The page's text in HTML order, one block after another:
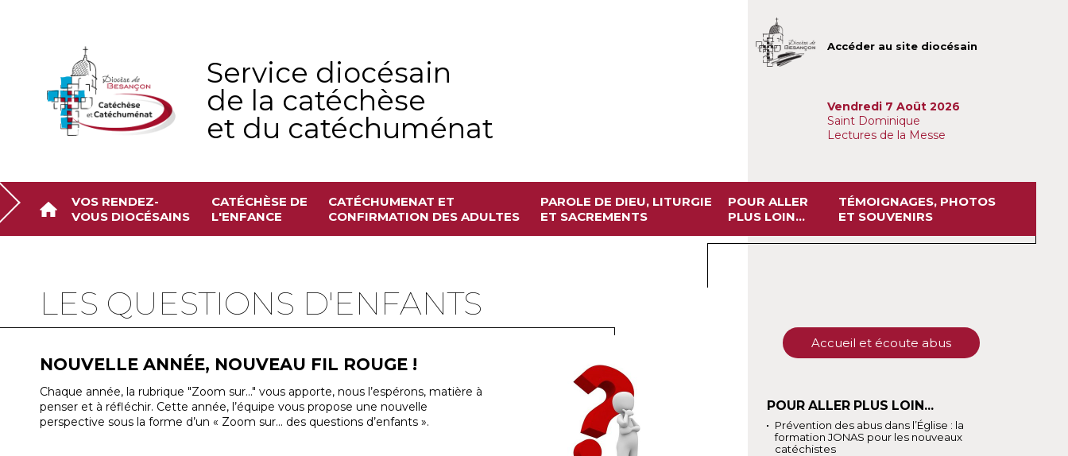
Accéder au site diocésain
Service diocésain
de la catéchèse
et du catéchuménat
Vendredi 7 Août 2026
Saint Dominique
Lectures de la Messe
VOS RENDEZ-
VOUS DIOCÉSAINS
CATÉCHÈSE DE
L'ENFANCE
CATÉCHUMENAT ET
CONFIRMATION DES ADULTES
PAROLE DE DIEU, LITURGIE
ET SACREMENTS
POUR ALLER
PLUS LOIN...
TÉMOIGNAGES, PHOTOS
ET SOUVENIRS
LES QUESTIONS D'ENFANTS
NOUVELLE ANNÉE, NOUVEAU FIL ROUGE !
Chaque année, la rubrique "Zoom sur..." vous apporte, nous l’espérons, matière à
penser et à réfléchir. Cette année, l’équipe vous propose une nouvelle
perspective sous la forme d’un « Zoom sur… des questions d’enfants ».
Accueil et écoute abus
POUR ALLER PLUS LOIN...
Prévention des abus dans l’Église : la
formation JONAS pour les nouveaux
catéchistes